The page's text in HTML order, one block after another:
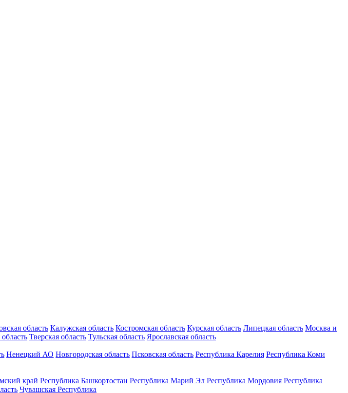
область Калужская область Костромская область Курская область Липецкая область Москва и
Тверская область Тульская область Ярославская область
Ненецкий АО Новгородская область Псковская область Республика Карелия Республика Коми
край Республика Башкортостан Республика Марий Эл Республика Мордовия Республика
Чувашская Республика